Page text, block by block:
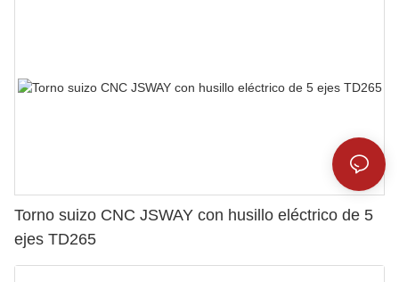
Torno suizo CNC JSWAY con husillo eléctrico de 5
ejes TD265